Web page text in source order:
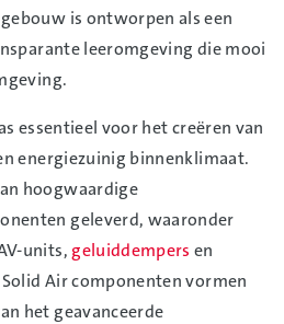
is ontworpen als een
leeromgeving die mooi
essentieel voor het creëren van
energiezuinig binnenklimaat.
hoogwaardige
geleverd, waaronder
units, geluiddempers en
Solid Air componenten vormen
het geavanceerde